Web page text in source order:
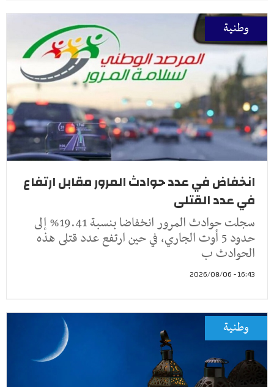
وطنية
انخفاض في عدد حوادث المرور مقابل ارتفاع
في عدد القتلى
سجلت حوادث المرور انخفاضا بنسبة 19.41% إلى
حدود 5 أوت الجاري، في حين ارتفع عدد قتلى هذه
الحوادث ب
16:43 - 2026/08/06
وطنية